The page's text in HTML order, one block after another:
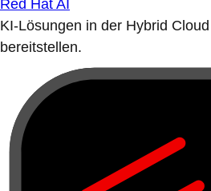
Red Hat AI
KI-Lösungen in der Hybrid
bereitstellen.